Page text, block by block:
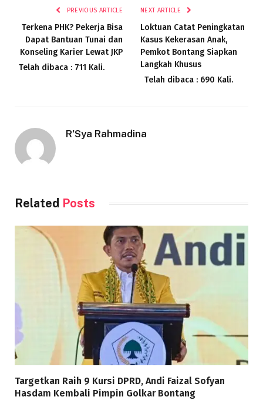
PREVIOUS ARTICLE
Terkena PHK? Pekerja Bisa
Dapat Bantuan Tunai dan
Konseling Karier Lewat JKP
Telah dibaca : 711 Kali.
NEXT ARTICLE
Loktuan Catat Peningkatan
Kasus Kekerasan Anak,
Pemkot Bontang Siapkan
Langkah Khusus
Telah dibaca : 690 Kali.
R'Sya Rahmadina
Related Posts
Targetkan Raih 9 Kursi DPRD, Andi Faizal Sofyan
Hasdam Kembali Pimpin Golkar Bontang